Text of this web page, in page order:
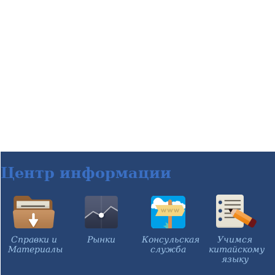
Центр информации
Справки и
Материалы
Рынки
Консульская
служба
Учимся
китайскому
языку